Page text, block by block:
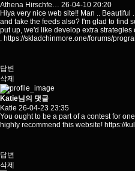
Athena Hirschfe… 26-04-10 20:20
Hiya very nice web site!! Man ..
and take the feeds also? I'm glad to find
put up, we'd like develop extra
. https://skladchinmore.one/forums/
답변
삭제
Katie님의 댓글
Katie 26-04-23 23:35
You ought to be a part of a contest for
highly recommend this website! https://
답변
삭제